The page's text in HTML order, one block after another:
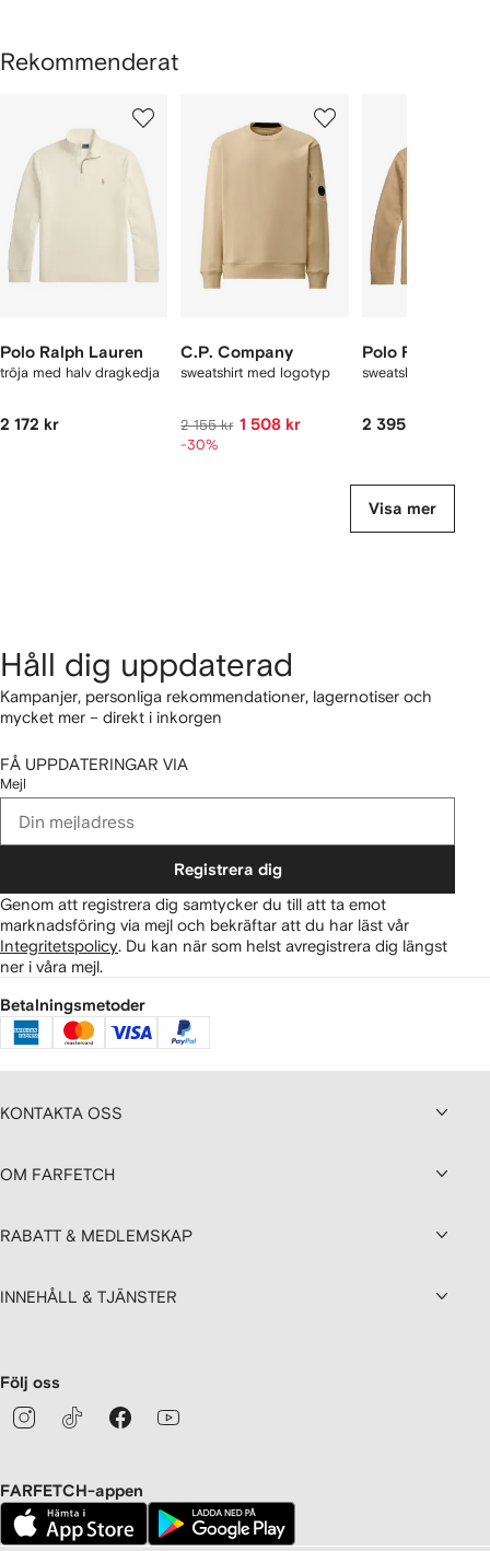
Rekommenderat
Polo Ralph Lauren
tröja med halv dragkedja
2 172 kr
C.P. Company
sweatshirt med logotyp
2 155 kr 1 508 kr
-30%
Polo Ralph
sweatshirt med
2 395 kr
Visa mer
Håll dig uppdaterad
Kampanjer, personliga rekommendationer, lagernotiser och
mycket mer – direkt i inkorgen
FÅ UPPDATERINGAR VIA
Mejl
Registrera dig
Genom att registrera dig samtycker du till att ta emot
marknadsföring via mejl och bekräftar att du har läst vår
Integritetspolicy. Du kan när som helst avregistrera dig längst
ner i våra mejl.
Betalningsmetoder
KONTAKTA OSS
OM FARFETCH
RABATT & MEDLEMSKAP
INNEHÅLL & TJÄNSTER
Följ oss
FARFETCH-appen